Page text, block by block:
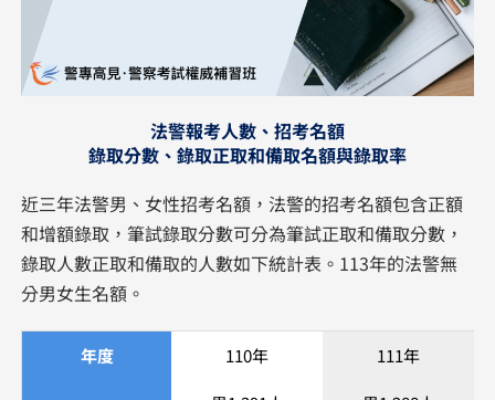
法警報考人數、招考名額
錄取分數、錄取正取和備取名額與錄取率
近三年法警男、女性招考名額，法警的招考名額包含正額
和增額錄取，筆試錄取分數可分為筆試正取和備取分數，
錄取人數正取和備取的人數如下統計表。113年的法警無
分男女生名額。
年度 110年 111年